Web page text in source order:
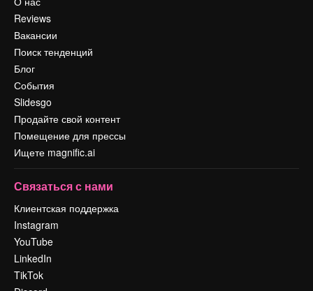
Reviews
Вакансии
Поиск тенденций
Блог
События
Slidesgo
Продайте свой контент
Помещение для прессы
Ищете magnific.ai
Связаться с нами
Клиентская поддержка
Instagram
YouTube
LinkedIn
TikTok